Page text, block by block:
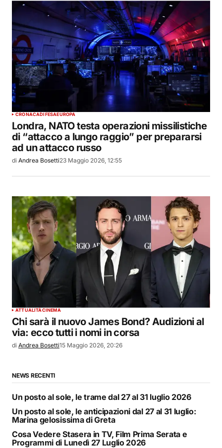
CRONACADIFESAEUROPA
Londra, NATO testa operazioni missilistiche
di “attacco a lungo raggio” per prepararsi
ad un attacco russo
di Andrea Bosetti23 Maggio 2026, 12:55
ATTUALITÀCINEMA
Chi sarà il nuovo James Bond? Audizioni al
via: ecco tutti i nomi in corsa
di Andrea Bosetti15 Maggio 2026, 20:26
NEWS RECENTI
Un posto al sole, le trame dal 27 al 31 luglio 2026
Un posto al sole, le anticipazioni dal 27 al 31 luglio:
Marina gelosissima di Greta
Cosa Vedere Stasera in TV, Film Prima Serata e
Programmi di Lunedì 27 Luglio 2026